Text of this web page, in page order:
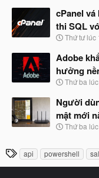
đ
ầ
u
à
y
b
ắ
đ
ầ
u
cPanel
thi SQL
N
à
b
ắ
đ
ầ
u
Thứ tư lúc
Adobe
hưởng
N
à
y
b
ắ
đ
ầ
u
Thứ ba
Người
mật mới
N
y
Thứ ba
T
h
api powershell